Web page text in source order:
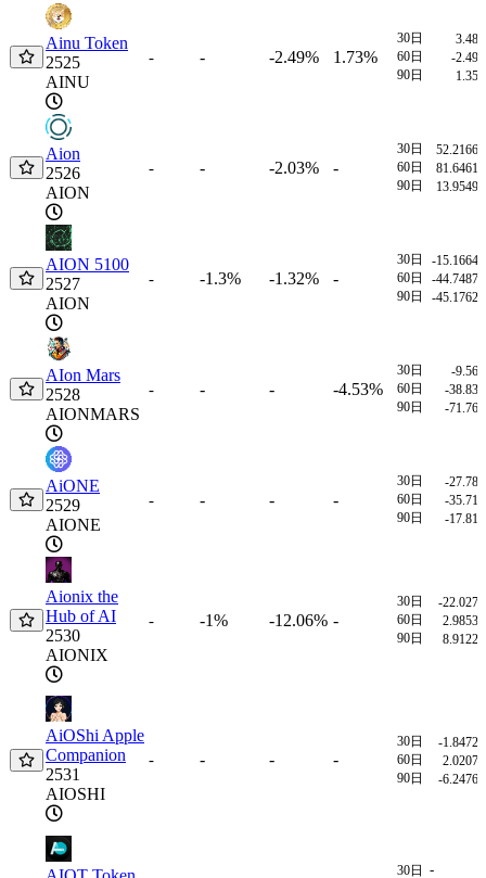
Ainu Token
2525
AINU
- - -2.49% 1.73%
30日
60日
-
90日
Aion
2526
AION
- - -2.03% -
30日
60日
90日
AION 5100
2527
AION
- -1.3% -1.32% -
30日
-
60日
-
90日
-
AIon Mars
2528
AIONMARS
- - - -4.53%
30日
-
60日
-
90日
-
AiONE
2529
AIONE
- - - -
30日
-
60日
-
90日
-
Aionix the
Hub of AI
2530
AIONIX
- -1% -12.06% -
30日
-
60日
90日
AiOShi Apple
Companion
2531
AIOSHI
- - - -
30日
-
60日
90日
-
30日 -